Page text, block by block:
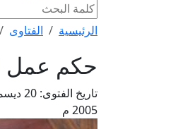
الرئيسية الفتاوى
حكم عمل
تاريخ الفتوى:
20
2005 م